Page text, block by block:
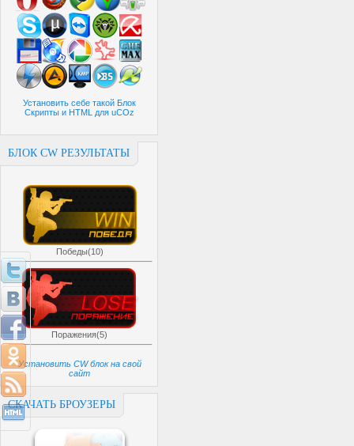
Установить себе такой Блок
Скрипты и HTML для uCOz
БЛОК CW РЕЗУЛЬТАТЫ
Победы(10)
Поражения(5)
Установить CW блок на свой
сайт
СКАЧАТЬ БРОУЗЕРЫ